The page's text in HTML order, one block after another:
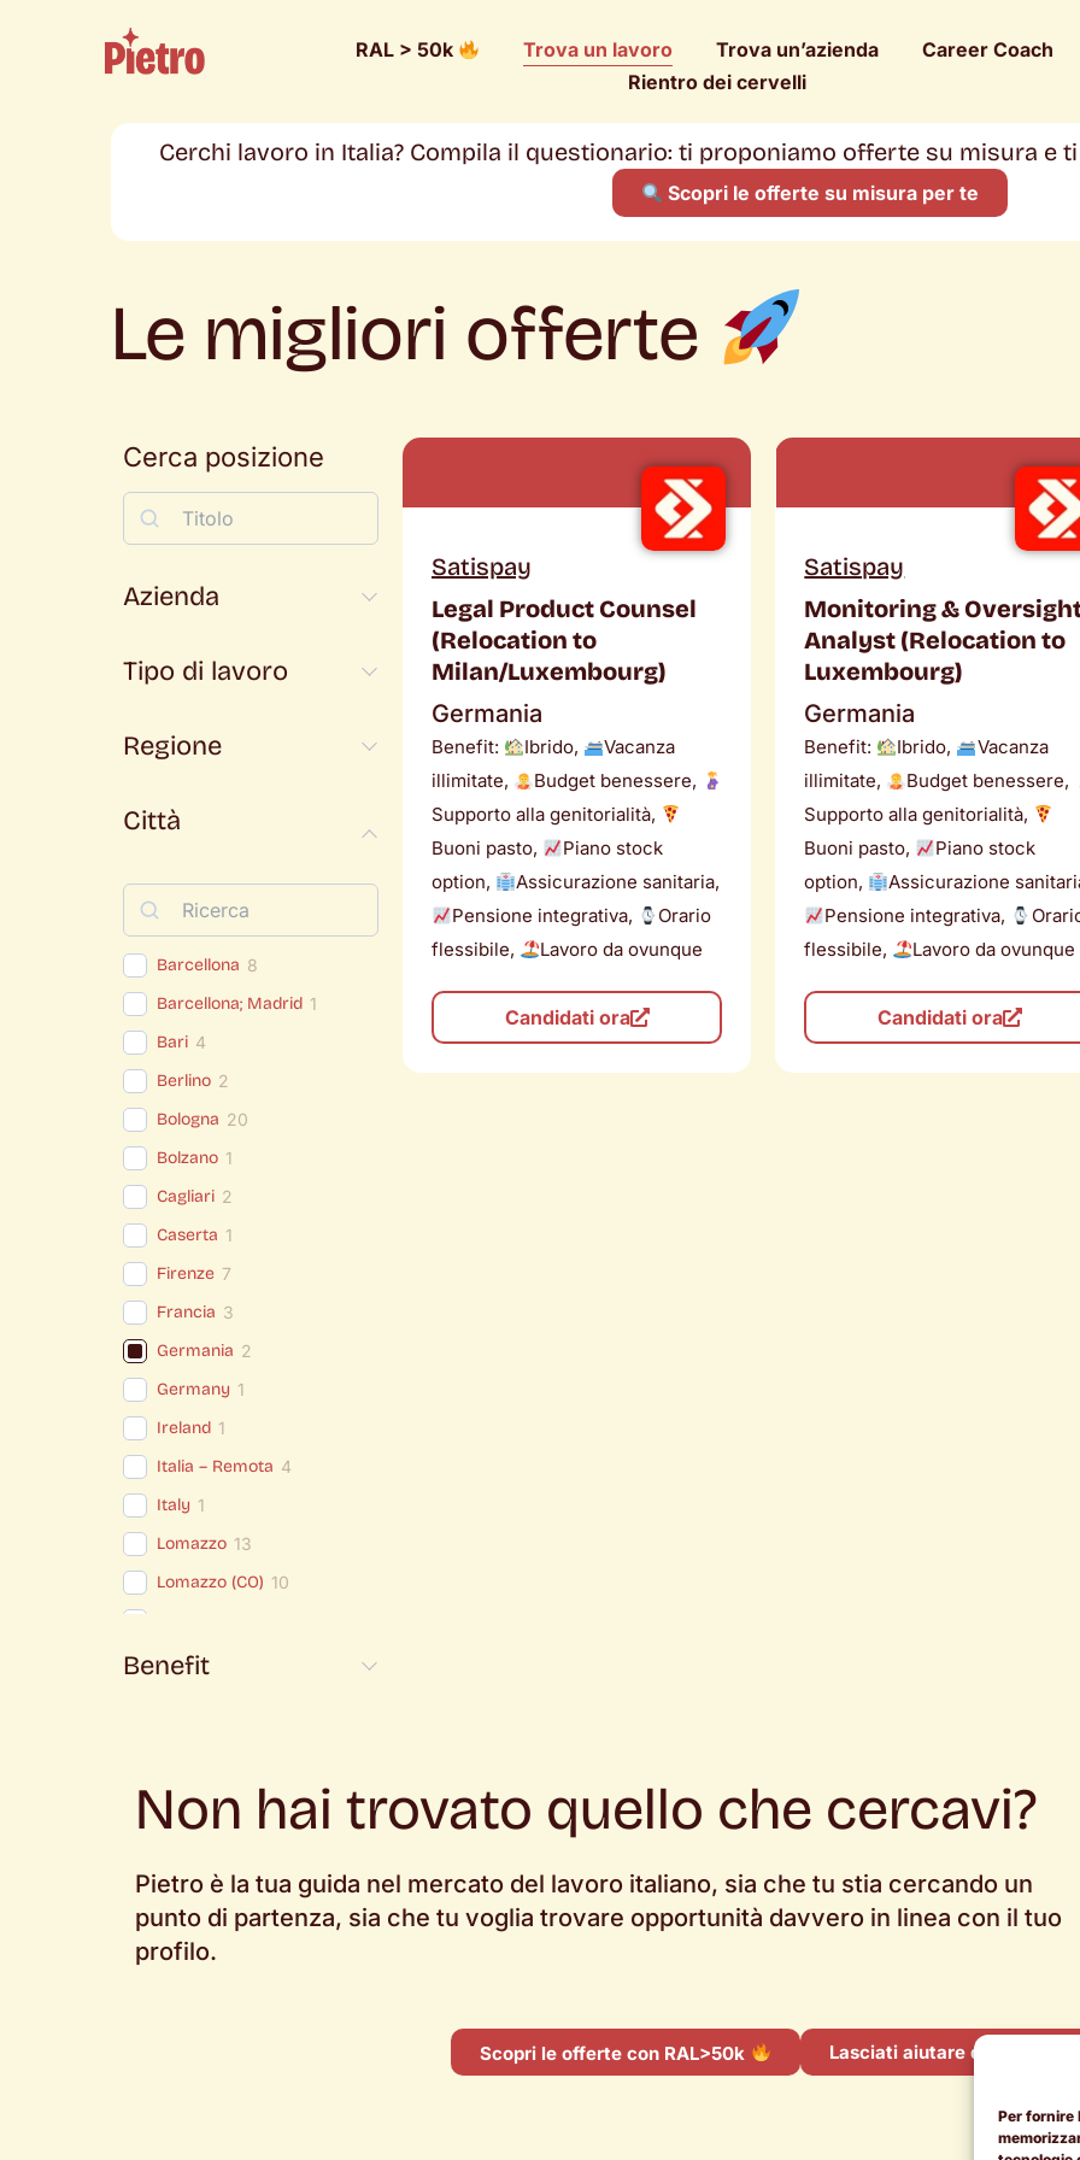
Per fornire
RAL > 50k Trova un lavoro Trova un’azienda
Career Coach
Rientro dei cervelli
Cerchi lavoro in Italia? Compila il questionario: ti proponiamo offerte su misura e
Scopri le offerte su misura per te
Le migliori offerte
Cerca posizione
Ricerca
Azienda
Tipo di lavoro
Regione
Città
Barcellona 8
Barcellona; Madrid 1
Bari 4
Berlino 2
Bologna 20
Bolzano 1
Cagliari 2
Caserta 1
Firenze 7
Francia 3
Germania 2
Germany 1
Ireland 1
Italia – Remota 4
Italy 1
Lomazzo 13
Lomazzo (CO) 10
Luxembourg
Milan / Zurich
Milano (L.68/99)
Milano, Roma 3
Milano; Madrid
Benefit
Satispay
Legal Product Counsel
(Relocation to
Milan/Luxembourg)
Germania
Benefit: Ibrido,
Vacanza
illimitate,
Budget benessere,
Supporto alla genitorialità,
Buoni pasto,
Piano stock
option,
Assicurazione sanitaria,
Pensione integrativa,
Orario
flessibile,
Lavoro da ovunque
Candidati ora
Satispay
Monitoring &
Analyst (Relocation to
Luxembourg)
Germania
Benefit: Ibrido,
Vacanza
illimitate,
Budget benessere,
Supporto alla genitorialità,
Buoni pasto,
Piano stock
option,
Assicurazione
Pensione integrativa,
flessibile,
Lavoro da ovunque
Candidati ora
Non hai trovato quello che cercavi?
Pietro è la tua guida nel mercato del lavoro italiano, sia che tu stia cercando un
punto di partenza, sia che tu voglia trovare opportunità davvero in linea con il tuo
profilo.
Scopri le offerte con RAL>50k Lasciati aiutare da un career